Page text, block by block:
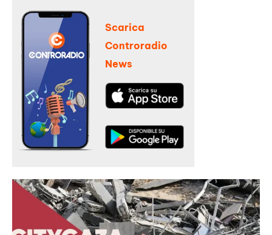
Scarica
Controradio
News